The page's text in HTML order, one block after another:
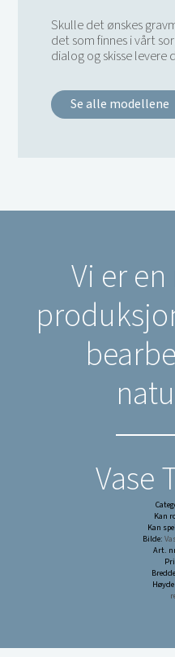
Skulle det ønskes
det som finnes i vårt
dialog og skisse levere
Se alle modellene
Vi er
Vase
Kan
Kan
Bilde:
Art.